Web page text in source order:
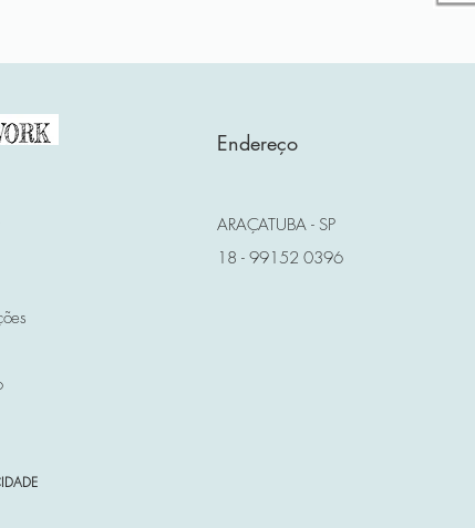
Endereço
ARAÇATUBA - SP
18 - 99152 0396